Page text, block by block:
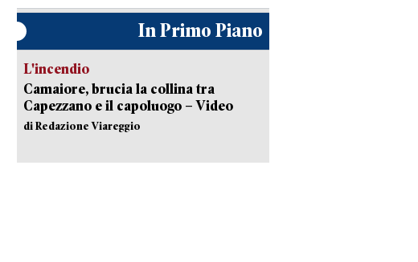
In Primo Piano
L'incendio
Camaiore, brucia la collina tra
Capezzano e il capoluogo – Video
di Redazione Viareggio